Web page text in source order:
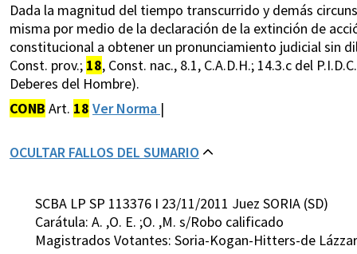
Dada la magnitud del tiempo transcurrido y demás
misma por medio de la declaración de la extinción de
constitucional a obtener un pronunciamiento judicial sin
Const. prov.; 18, Const. nac., 8.1, C.A.D.H.; 14.3.c del
Deberes del Hombre).
CONB Art. 18 Ver Norma |
OCULTAR FALLOS DEL SUMARIO
SCBA LP SP 113376 I 23/11/2011 Juez SORIA (SD)
Carátula: A. ,O. E. ;O. ,M. s/Robo calificado
Magistrados Votantes: Soria-Kogan-Hitters-de